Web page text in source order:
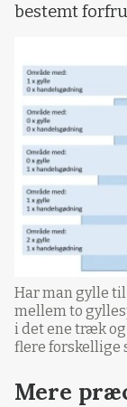
bestemt
Har man gylle
mellem to
i det ene træk
flere forskellige
Mere